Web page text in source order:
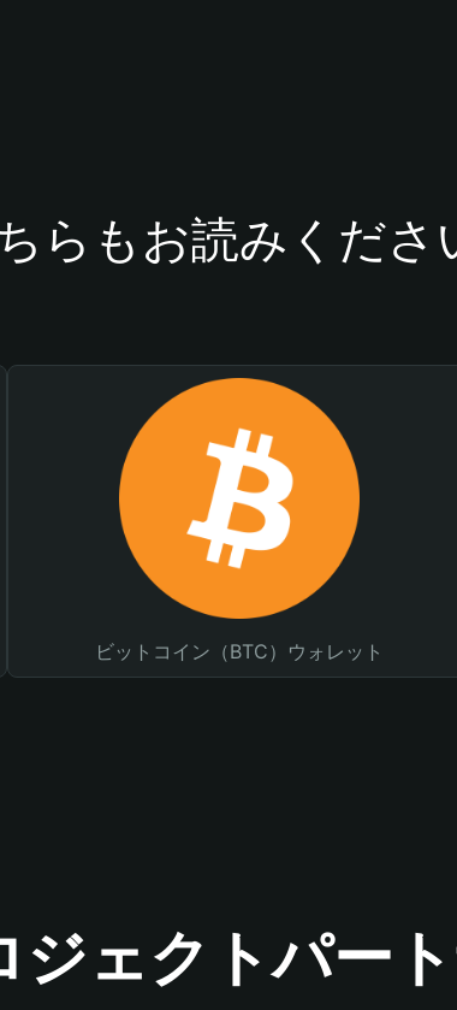
らもお読みくださ
ビットコイン（BTC）ウォレット
ジェクトパー